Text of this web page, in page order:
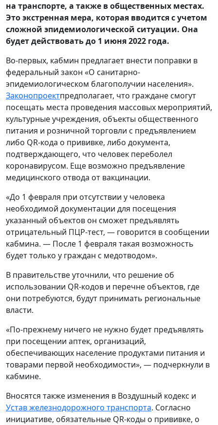
на транспорте, а также в общественных местах.
Это экстренная мера, которая вводится с учетом
сложной эпидемиологической ситуации. Она
будет действовать до 1 июня 2022 года.
Во-первых, кабмин предлагает внести поправки в
федеральный закон «О санитарно-
эпидемиологическом благополучии населения».
Законопроектпредполагает, что граждане смогут
посещать места проведения массовых мероприятий,
культурные учреждения, объекты общественного
питания и розничной торговли с предъявлением
либо QR-кода о прививке, либо документа,
подтверждающего, что человек переболел
коронавирусом. Еще возможно предъявление
медицинского отвода от вакцинации.
«До 1 февраля при отсутствии у человека
необходимой документации для посещения
указанный объектов он сможет предъявлять
отрицательный ПЦР-тест, — говорится в сообщении
кабмина. — После 1 февраля такая возможность
будет только у граждан с медотводом».
В правительстве уточнили, что решение об
использовании QR-кодов и перечне объектов, где
они потребуются, будут принимать региональные
власти.
«По-прежнему ничего не нужно будет предъявлять
при посещении аптек, организаций,
обеспечивающих население продуктами питания и
товарами первой необходимости», — подчеркнули в
кабмине.
Вносятся также изменения в Воздушный кодекс и
Устав железнодорожного транспорта. Согласно
инициативе, обязательные QR-коды о прививке, о